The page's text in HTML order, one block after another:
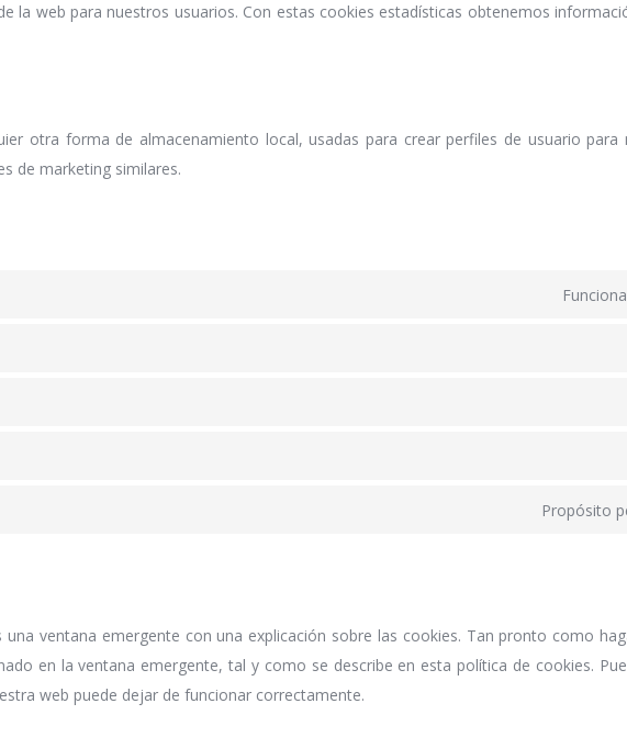
la web para nuestros usuarios. Con estas cookies estadísticas obtenemos
otra forma de almacenamiento local, usadas para crear perfiles de usuario
de marketing similares.
Propósito
ventana emergente con una explicación sobre las cookies. Tan pronto como
en la ventana emergente, tal y como se describe en esta política de cookies.
web puede dejar de funcionar correctamente.